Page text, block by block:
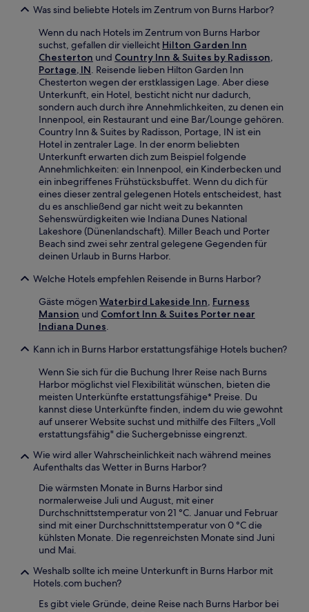
Was sind beliebte Hotels im Zentrum von Burns Harbor?
Wenn du nach Hotels im Zentrum von Burns Harbor
suchst, gefallen dir vielleicht Hilton Garden Inn
Chesterton und Country Inn & Suites by Radisson,
Portage, IN. Reisende lieben Hilton Garden Inn
Chesterton wegen der erstklassigen Lage. Aber diese
Unterkunft, ein Hotel, besticht nicht nur dadurch,
sondern auch durch ihre Annehmlichkeiten, zu denen ein
Innenpool, ein Restaurant und eine Bar/Lounge gehören.
Country Inn & Suites by Radisson, Portage, IN ist ein
Hotel in zentraler Lage. In der enorm beliebten
Unterkunft erwarten dich zum Beispiel folgende
Annehmlichkeiten: ein Innenpool, ein Kinderbecken und
ein inbegriffenes Frühstücksbuffet. Wenn du dich für
eines dieser zentral gelegenen Hotels entscheidest, hast
du es anschließend gar nicht weit zu bekannten
Sehenswürdigkeiten wie Indiana Dunes National
Lakeshore (Dünenlandschaft). Miller Beach und Porter
Beach sind zwei sehr zentral gelegene Gegenden für
deinen Urlaub in Burns Harbor.
Welche Hotels empfehlen Reisende in Burns Harbor?
Gäste mögenWaterbird Lakeside Inn, Furness
Mansion und Comfort Inn & Suites Porter near
Indiana Dunes.
Kann ich in Burns Harbor erstattungsfähige Hotels buchen?
Wenn Sie sich für die Buchung Ihrer Reise nach Burns
Harbor möglichst viel Flexibilität wünschen, bieten die
meisten Unterkünfte erstattungsfähige* Preise. Du
kannst diese Unterkünfte finden, indem du wie gewohnt
auf unserer Website suchst und mithilfe des Filters „Voll
erstattungsfähig" die Suchergebnisse eingrenzt.
Wie wird aller Wahrscheinlichkeit nach während meines
Aufenthalts das Wetter in Burns Harbor?
Die wärmsten Monate in Burns Harbor sind
normalerweise Juli und August, mit einer
Durchschnittstemperatur von 21 °C. Januar und Februar
sind mit einer Durchschnittstemperatur von 0 °C die
kühlsten Monate. Die regenreichsten Monate sind Juni
und Mai.
Weshalb sollte ich meine Unterkunft in Burns Harbor mit
Hotels.com buchen?
Es gibt viele Gründe, deine Reise nach Burns Harbor bei